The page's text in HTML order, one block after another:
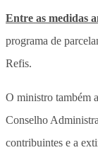
Entre as medidas
programa de
Refis.
O ministro também
Conselho
contribuintes e a